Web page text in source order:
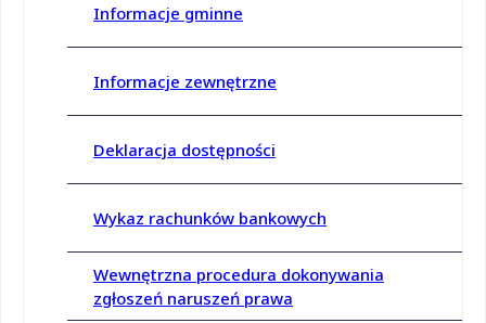
Informacje gminne
Informacje zewnętrzne
Deklaracja dostępności
Wykaz rachunków bankowych
Wewnętrzna procedura dokonywania
zgłoszeń naruszeń prawa